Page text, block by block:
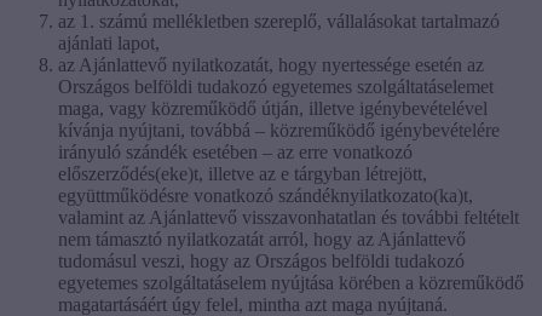
az 1. számú mellékletben szereplő, vállalásokat tartalmazó
ajánlati lapot,
az Ajánlattevő nyilatkozatát, hogy nyertessége esetén az
Országos belföldi tudakozó egyetemes szolgáltatáselemet
maga, vagy közreműködő útján, illetve igénybevételével
kívánja nyújtani, továbbá – közreműködő igénybevételére
irányuló szándék esetében – az erre vonatkozó
előszerződés(eke)t, illetve az e tárgyban létrejött,
együttműködésre vonatkozó szándéknyilatkozato(ka)t,
valamint az Ajánlattevő visszavonhatatlan és további feltételt
nem támasztó nyilatkozatát arról, hogy az Ajánlattevő
tudomásul veszi, hogy az Országos belföldi tudakozó
egyetemes szolgáltatáselem nyújtása körében a közreműködő
magatartásáért úgy felel, mintha azt maga nyújtaná.